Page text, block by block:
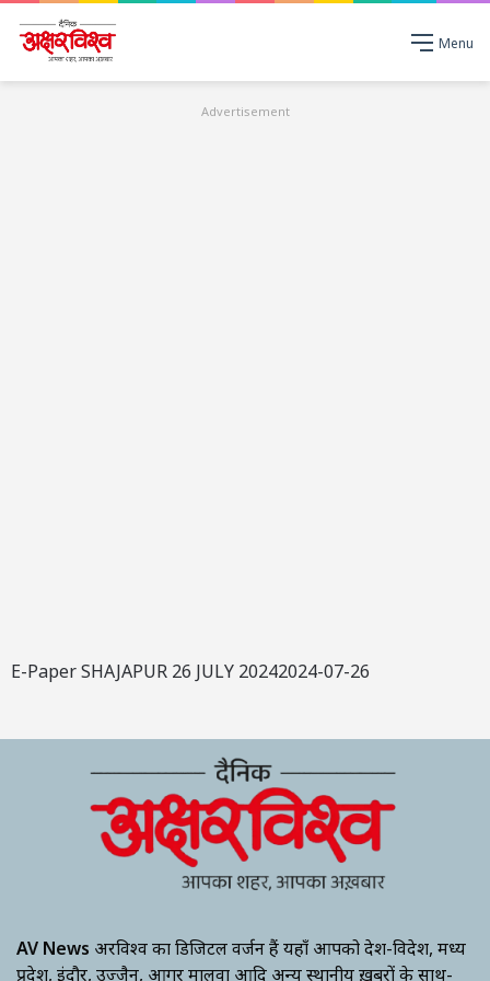
Menu
Advertisement
E-Paper SHAJAPUR 26 JULY 20242024-07-26
AV News अक्षरविश्व का डिजिटल वर्जन हैं यहाँ आपको देश-विदेश, मध्य
प्रदेश, इंदौर, उज्जैन, आगर मालवा आदि अन्य स्थानीय ख़बरों के साथ-